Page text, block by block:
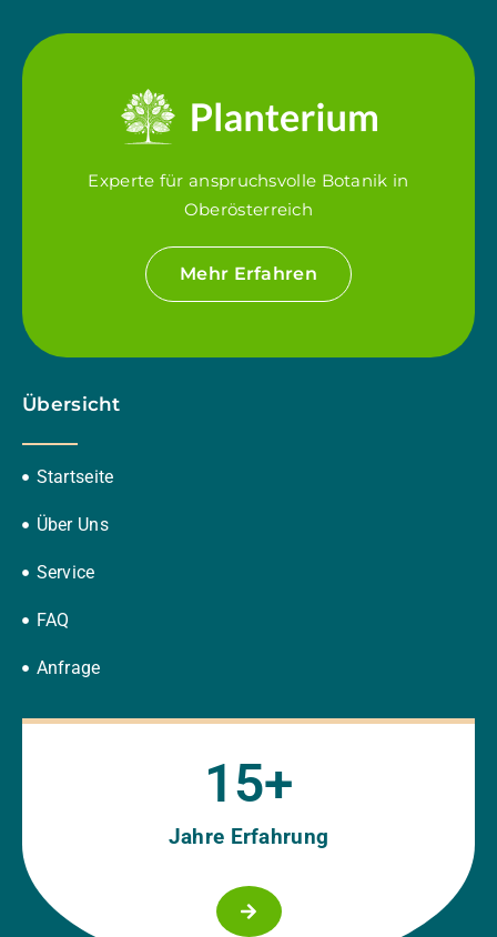
Experte für anspruchsvolle Botanik in
Oberösterreich
Mehr Erfahren
Übersicht
Startseite
Über Uns
Service
FAQ
Anfrage
Jahre Erfahrung
15+